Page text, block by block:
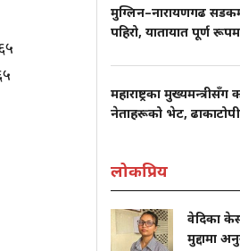
मुग्लिन–नारायणगढ
पहिरो, यातायात पूर्ण
महाराष्ट्रका मुख्यमन्त्रीसँग
नेताहरूको भेट,
लोकप्रिय
वेदिका
मुद्दामा